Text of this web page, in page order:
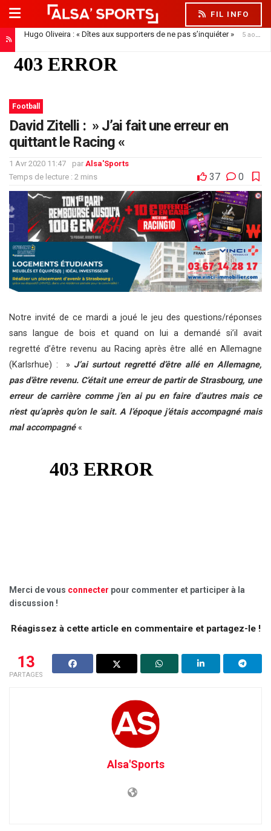
FIL INFO
Hugo Oliveira : « Dîtes aux supporters de ne pas s’inquiéter » 5 août 2026
Football
David Zitelli : » J’ai fait une erreur en
quittant le Racing «
1 Avr 2020 11:47 par Alsa'Sports
Temps de lecture : 2 mins
37 0
Notre invité de ce mardi a joué le jeu des questions/réponses
sans langue de bois et quand on lui a demandé si’il avait
regretté d’être revenu au Racing après être allé en Allemagne
(Karlsrhue) : » J’ai surtout regretté d’être allé en Allemagne,
pas d’être revenu. C’était une erreur de partir de Strasbourg, une
erreur de carrière comme j’en ai pu en faire d’autres mais ce
n’est qu’après qu’on le sait. A l’époque j’étais accompagné mais
mal accompagné«
Merci de vous connecter pour commenter et participer à la
discussion !
Réagissez à cette article en commentaire et partagez-le !
13
PARTAGES
Alsa'Sports